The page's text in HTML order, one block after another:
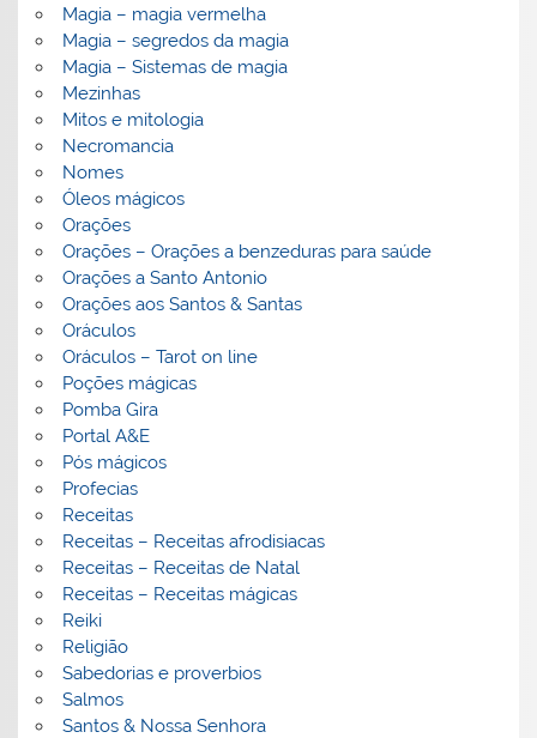
Magia – magia vermelha
Magia – segredos da magia
Magia – Sistemas de magia
Mezinhas
Mitos e mitologia
Necromancia
Nomes
Óleos mágicos
Orações
Orações – Orações a benzeduras para saúde
Orações a Santo Antonio
Orações aos Santos & Santas
Oráculos
Oráculos – Tarot on line
Poções mágicas
Pomba Gira
Portal A&E
Pós mágicos
Profecias
Receitas
Receitas – Receitas afrodisiacas
Receitas – Receitas de Natal
Receitas – Receitas mágicas
Reiki
Religião
Sabedorias e proverbios
Salmos
Santos & Nossa Senhora